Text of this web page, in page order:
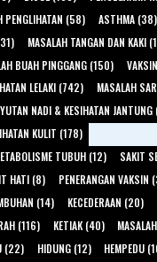
PENGLIHATAN (58)
ASTHMA (38)
MASALAH TANGAN DAN KAKI
BUAH PINGGANG (150)
LELAKI (742)
MASALAH
NADI & KESIHATAN
KULIT (178)
TUBUH (12)
SAKIT
HATI (8) PENERANGAN VAKSIN
(14) KECEDERAAN (20)
(116) KETIAK (40)
(22) HIDUNG (12) HEMPEDU